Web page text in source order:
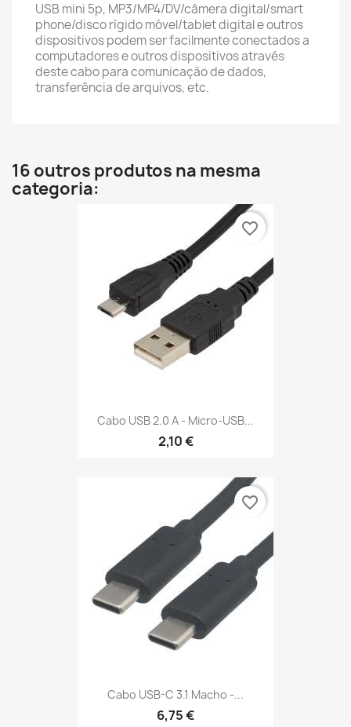
USB mini 5p, MP3/MP4/DV/câmera digital/smart
phone/disco rígido móvel/tablet digital e outros
dispositivos podem ser facilmente conectados a
computadores e outros dispositivos através
deste cabo para comunicação de dados,
transferência de arquivos, etc.
16 outros produtos na mesma
categoria:
Cabo USB 2.0 A - Micro-USB...
2,10 €
favorite_border
Cabo USB-C 3.1 Macho -...
6,75 €
favorite_border